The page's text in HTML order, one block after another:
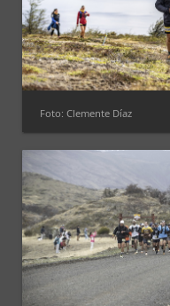
Foto: Clemente Díaz